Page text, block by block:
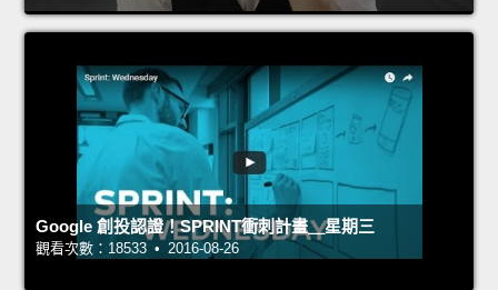
Google 創投認證！SPRINT衝刺計畫＿星期三
觀看次數：18533 • 2016-08-26